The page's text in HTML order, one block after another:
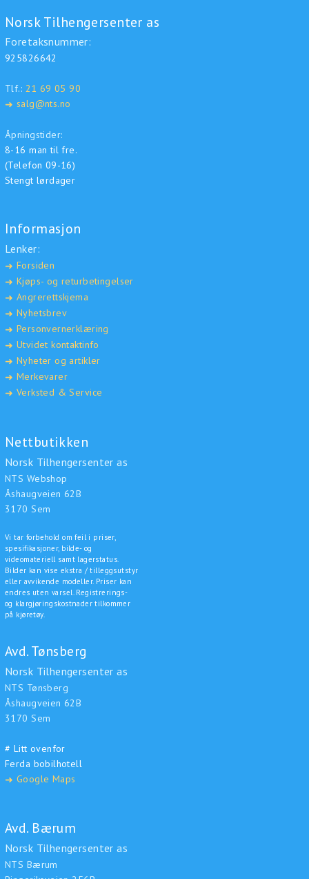
Norsk Tilhengersenter as
Foretaksnummer:
925826642
Tlf.: 21 69 05 90
➜ salg@nts.no
Åpningstider:
8-16 man til fre.
(Telefon 09-16)
Stengt lørdager
Informasjon
Lenker:
➜ Forsiden
➜ Kjøps- og returbetingelser
➜ Angrerettskjema
➜ Nyhetsbrev
➜ Personvernerklæring
➜ Utvidet kontaktinfo
➜ Nyheter og artikler
➜ Merkevarer
➜ Verksted & Service
Nettbutikken
Norsk Tilhengersenter as
NTS Webshop
Åshaugveien 62B
3170 Sem
Vi tar forbehold om feil i priser,
spesifikasjoner, bilde- og
videomateriell samt lagerstatus.
Bilder kan vise ekstra / tilleggsutstyr
eller avvikende modeller. Priser kan
endres uten varsel. Registrerings-
og klargjøringskostnader tilkommer
på kjøretøy.
Avd. Tønsberg
Norsk Tilhengersenter as
NTS Tønsberg
Åshaugveien 62B
3170 Sem
# Litt ovenfor
Ferda bobilhotell
➜ Google Maps
Avd. Bærum
Norsk Tilhengersenter as
NTS Bærum